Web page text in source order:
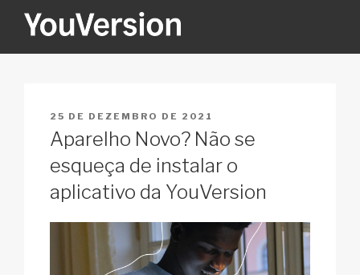
YOUVERSION
PUBLICADO
EM
25 DE DEZEMBRO DE 2021
Aparelho Novo? Não se
esqueça de instalar o
aplicativo da YouVersion